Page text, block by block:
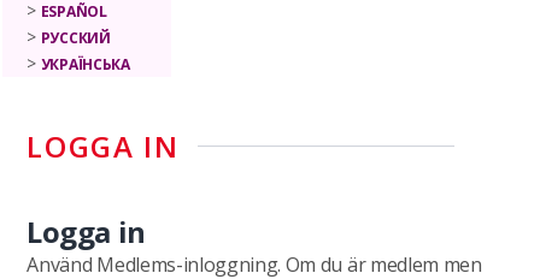
ESPAÑOL
РУССКИЙ
УКРАЇНСЬКА
LOGGA IN
Logga in
Använd Medlems-inloggning. Om du är medlem men